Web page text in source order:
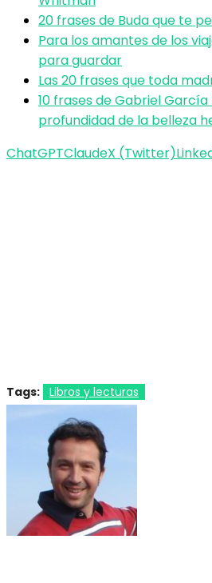
20 frases de Buda que te
Para los amantes de los
para guardar
Las 20 frases que toda
10 frases de Gabriel García
profundidad de la belleza
ChatGPTClaudeX (Twitter)
Tags: Libros y lecturas